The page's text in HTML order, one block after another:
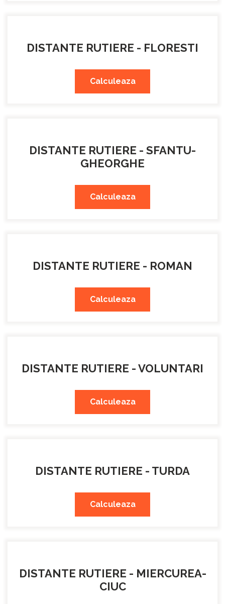
DISTANTE RUTIERE - FLORESTI
Calculeaza
DISTANTE RUTIERE - SFANTU-
GHEORGHE
Calculeaza
DISTANTE RUTIERE - ROMAN
Calculeaza
DISTANTE RUTIERE - VOLUNTARI
Calculeaza
DISTANTE RUTIERE - TURDA
Calculeaza
DISTANTE RUTIERE - MIERCUREA-
CIUC